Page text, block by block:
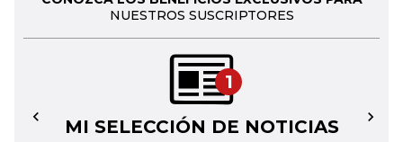
NUESTROS SUSCRIPTORES
1
MI SELECCIÓN DE NOTICIAS
← →